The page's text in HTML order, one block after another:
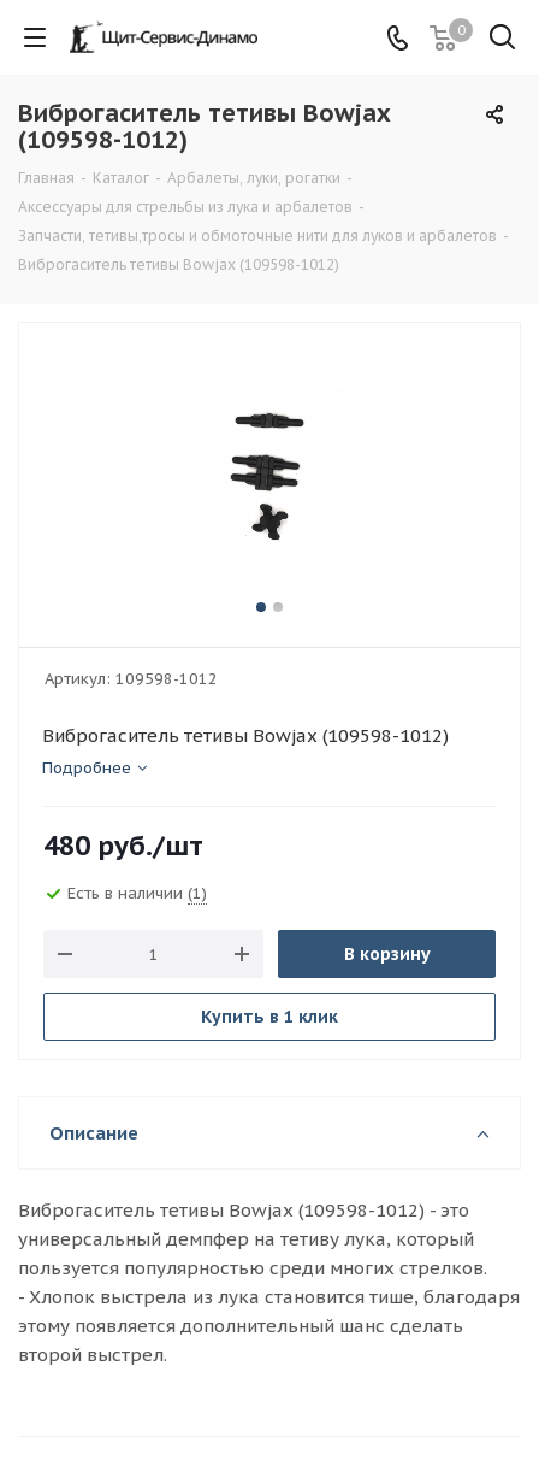
0
Виброгаситель тетивы Bowjax
(109598-1012)
Главная - Каталог - Арбалеты, луки, рогатки -
Аксессуары для стрельбы из лука и арбалетов -
Запчасти, тетивы,тросы и обмоточные нити для луков и арбалетов -
Виброгаситель тетивы Bowjax (109598-1012)
Артикул: 109598-1012
Виброгаситель тетивы Bowjax (109598-1012)
Подробнее
480 руб./шт
Есть в наличии (1)
В корзину
Купить в 1 клик
Описание
Виброгаситель тетивы Bowjax (109598-1012) - это
универсальный демпфер на тетиву лука, который
пользуется популярностью среди многих стрелков.
- Хлопок выстрела из лука становится тише, благодаря
этому появляется дополнительный шанс сделать
второй выстрел.